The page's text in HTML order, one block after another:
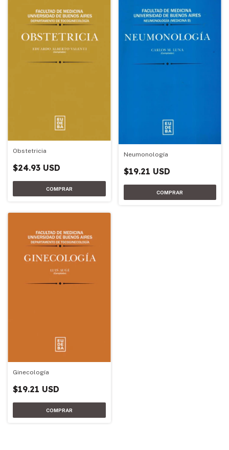
Obstetricia
$24.93 USD
Neumonología
$19.21 USD
Ginecología
$19.21 USD